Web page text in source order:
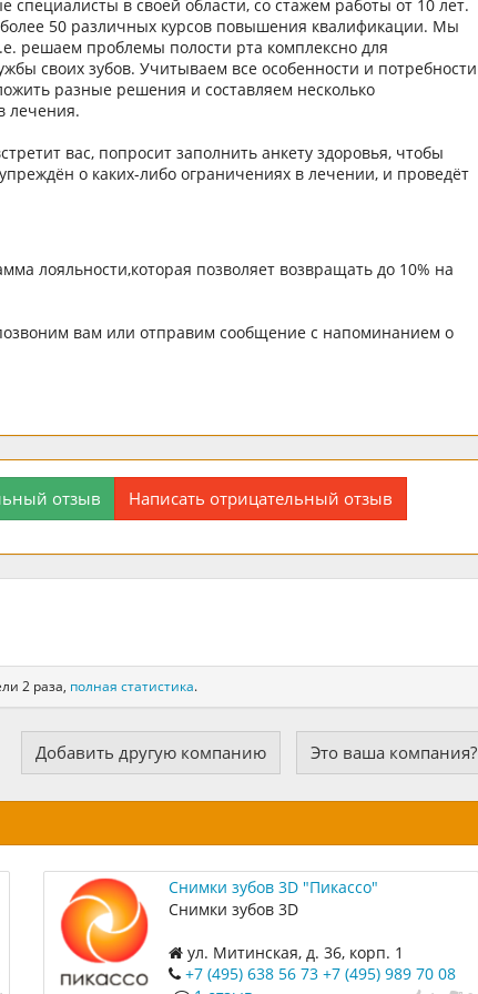
в своей области, со стажем работы от 10 лет.
50 различных курсов повышения квалификации. Мы
решаем проблемы полости рта комплексно для
своих зубов. Учитываем все особенности и потребности
разные решения и составляем несколько
лечения.
вас, попросит заполнить анкету здоровья, чтобы
о каких-либо ограничениях в лечении, и проведёт
лояльности,которая позволяет возвращать до 10% на
вам или отправим сообщение с напоминанием о
отзыв Написать отрицательный отзыв
2 раза, полная статистика.
Добавить другую компанию Это ваша компания?
Снимки зубов 3D "Пикассо"
Снимки зубов 3D
ул. Митинская, д. 36, корп. 1
+7 (495) 638 56 73 +7 (495) 989 70 08